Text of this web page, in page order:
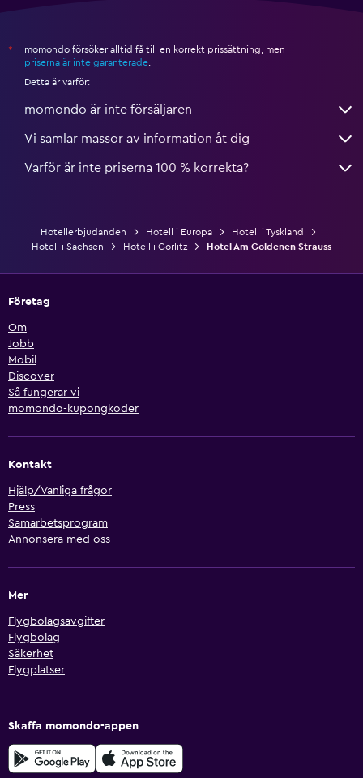
*
momondo försöker alltid få till en korrekt prissättning, men
priserna är inte garanterade
Detta är varför:
momondo är inte försäljaren
Vi samlar massor av information åt dig
Varför är inte priserna 100 % korrekta?
Hotellerbjudanden Hotell i Europa
Hotell i Tyskland
Hotell i Sachsen
Hotell i Görlitz Hotel Am Goldenen Strauss
Företag
Om
Jobb
Mobil
Discover
Så fungerar vi
momondo-kupongkoder
Kontakt
Hjälp/Vanliga frågor
Press
Samarbetsprogram
Annonsera med oss
Mer
Flygbolagsavgifter
Flygbolag
Säkerhet
Flygplatser
Skaffa momondo-appen